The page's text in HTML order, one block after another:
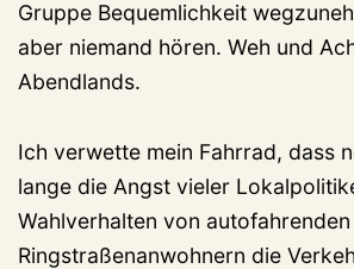
Gruppe Bequemlichkeit
aber niemand hören. Weh und
Abendlands.
Ich verwette mein Fahrrad, dass
lange die Angst vieler
Wahlverhalten von autofahrenden
Ringstraßenanwohnern die